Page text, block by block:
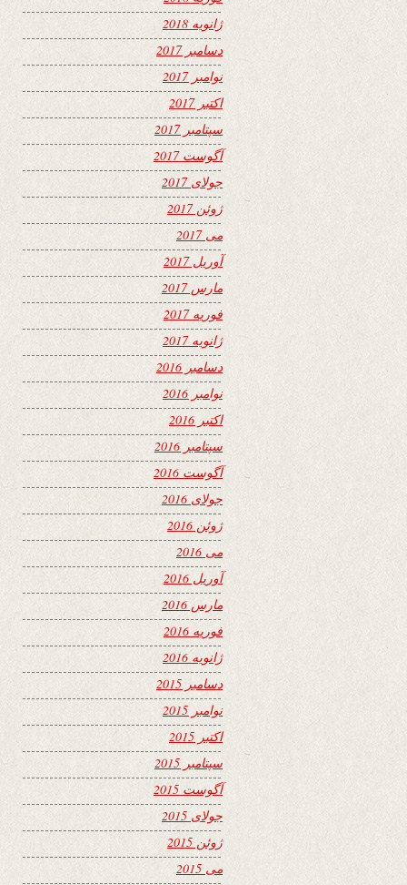
ژانویه 2018
دسامبر 2017
نوامبر 2017
اکتبر 2017
سپتامبر 2017
آگوست 2017
جولای 2017
ژوئن 2017
می 2017
آوریل 2017
مارس 2017
فوریه 2017
ژانویه 2017
دسامبر 2016
نوامبر 2016
اکتبر 2016
سپتامبر 2016
آگوست 2016
جولای 2016
ژوئن 2016
می 2016
آوریل 2016
مارس 2016
فوریه 2016
ژانویه 2016
دسامبر 2015
نوامبر 2015
اکتبر 2015
سپتامبر 2015
آگوست 2015
جولای 2015
ژوئن 2015
می 2015